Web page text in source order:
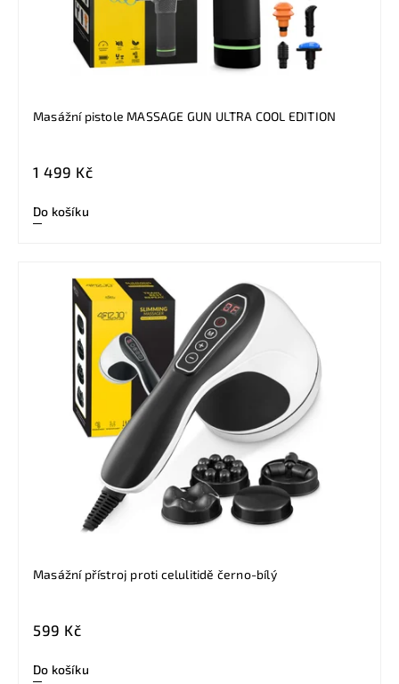
Masážní pistole MASSAGE GUN ULTRA COOL EDITION
1 499 Kč
Do košíku
Masážní přístroj proti celulitidě černo-bílý
599 Kč
Do košíku